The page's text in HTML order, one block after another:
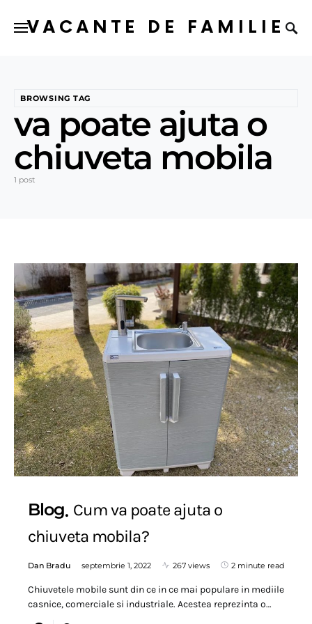
VACANTE DE FAMILIE
BROWSING TAG
va poate ajuta o
chiuveta mobila
1 post
Blog Cum va poate ajuta o
chiuveta mobila?
Dan Bradu septembrie 1, 2022 267 views 2 minute read
Chiuvetele mobile sunt din ce in ce mai populare in mediile
casnice, comerciale si industriale. Acestea reprezinta o…